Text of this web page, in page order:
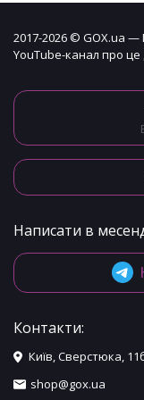
2017-2026 © GOX.ua —
YouTube-канал про це
Написати в
Контакти:
Київ, Сверстюка,
shop@gox.ua